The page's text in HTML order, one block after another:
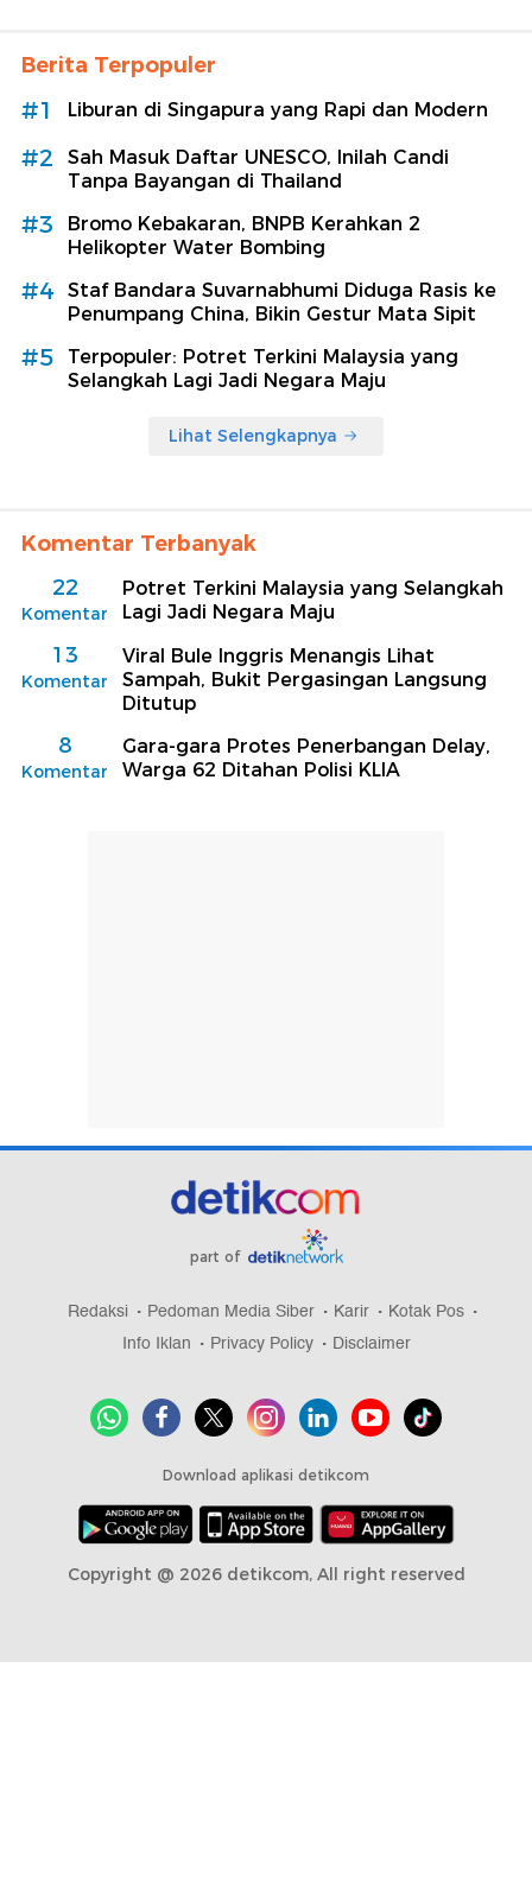
Berita Terpopuler
#1 Liburan di Singapura yang Rapi dan Modern
#2
Sah Masuk Daftar UNESCO, Inilah Candi
Tanpa Bayangan di Thailand
#3
Bromo Kebakaran, BNPB Kerahkan 2
Helikopter Water Bombing
#4
Staf Bandara Suvarnabhumi Diduga Rasis ke
Penumpang China, Bikin Gestur Mata Sipit
#5
Terpopuler: Potret Terkini Malaysia yang
Selangkah Lagi Jadi Negara Maju
Lihat Selengkapnya
Komentar Terbanyak
22
Komentar
Potret Terkini Malaysia yang Selangkah
Lagi Jadi Negara Maju
13
Komentar
Viral Bule Inggris Menangis Lihat
Sampah, Bukit Pergasingan Langsung
Ditutup
8
Komentar
Gara-gara Protes Penerbangan Delay,
Warga 62 Ditahan Polisi KLIA
part of
Redaksi Pedoman Media Siber Karir
Kotak Pos
Info Iklan
Privacy Policy Disclaimer
Download aplikasi detikcom
Copyright @ 2026 detikcom, All right reserved